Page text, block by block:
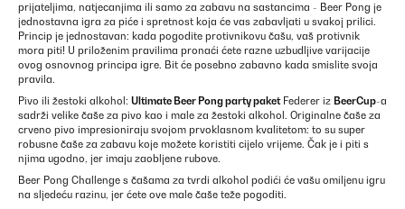
prijateljima, natjecanjima ili samo za zabavu na sastancima - Beer Pong je
jednostavna igra za piće i spretnost koja će vas zabavljati u svakoj prilici.
Princip je jednostavan: kada pogodite protivnikovu čašu, vaš protivnik
mora piti! U priloženim pravilima pronaći ćete razne uzbudljive varijacije
ovog osnovnog principa igre. Bit će posebno zabavno kada smislite svoja
pravila.
Pivo ili žestoki alkohol: Ultimate Beer Pong party paketFederer iz BeerCup-a
sadrži velike čaše za pivo kao i male za žestoki alkohol. Originalne čaše za
crveno pivo impresioniraju svojom prvoklasnom kvalitetom: to su super
robusne čaše za zabavu koje možete koristiti cijelo vrijeme. Čak je i piti s
njima ugodno, jer imaju zaobljene rubove.
Beer Pong Challenge s čašama za tvrdi alkohol podići će vašu omiljenu igru
​​na sljedeću razinu, jer ćete ove male čaše teže pogoditi.